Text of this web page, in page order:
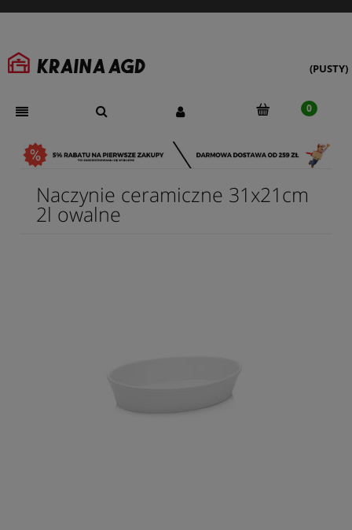
(PUSTY)
Naczynie ceramiczne 31x21cm
2l owalne